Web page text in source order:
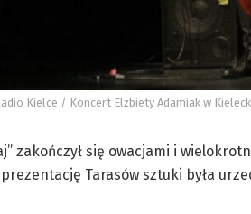
Kielce / Koncert Elżbiety Adamiak w
zakończył się owacjami i
Tarasów sztuki była